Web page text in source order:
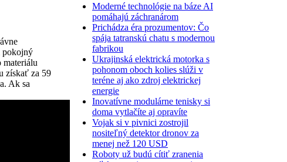
pokojný
získať za 59
Ak sa
Moderné technológie na báze AI
pomáhajú záchranárom
Prichádza éra prozumentov: Čo
spája tatranskú chatu s modernou
fabrikou
Ukrajinská elektrická motorka s
pohonom oboch kolies slúži v
teréne aj ako zdroj elektrickej
energie
Inovatívne modulárne tenisky si
doma vytlačíte aj opravíte
Vojak si v pivnici zostrojil
nositeľný detektor dronov za
menej než 120 USD
Roboty už budú cítiť zranenia